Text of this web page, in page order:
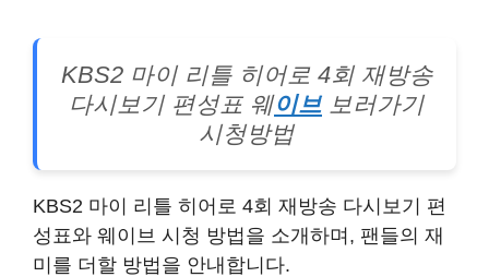
KBS2 마이 리틀 히어로 4회 재방송
다시보기 편성표 웨이브 보러가기
시청방법
KBS2 마이 리틀 히어로 4회 재방송 다시보기 편
성표와 웨이브 시청 방법을 소개하며, 팬들의 재
미를 더할 방법을 안내합니다.